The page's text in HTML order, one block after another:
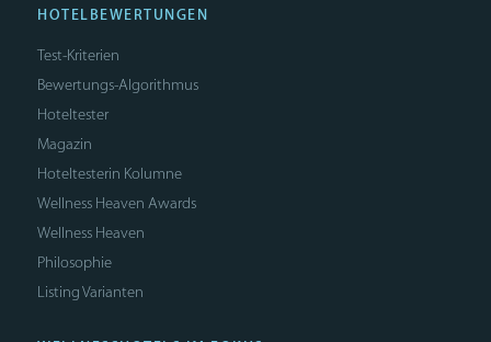
HOTELBEWERTUNGEN
Test-Kriterien
Bewertungs-Algorithmus
Hoteltester
Magazin
Hoteltesterin Kolumne
Wellness Heaven Awards
Wellness Heaven
Philosophie
Listing Varianten